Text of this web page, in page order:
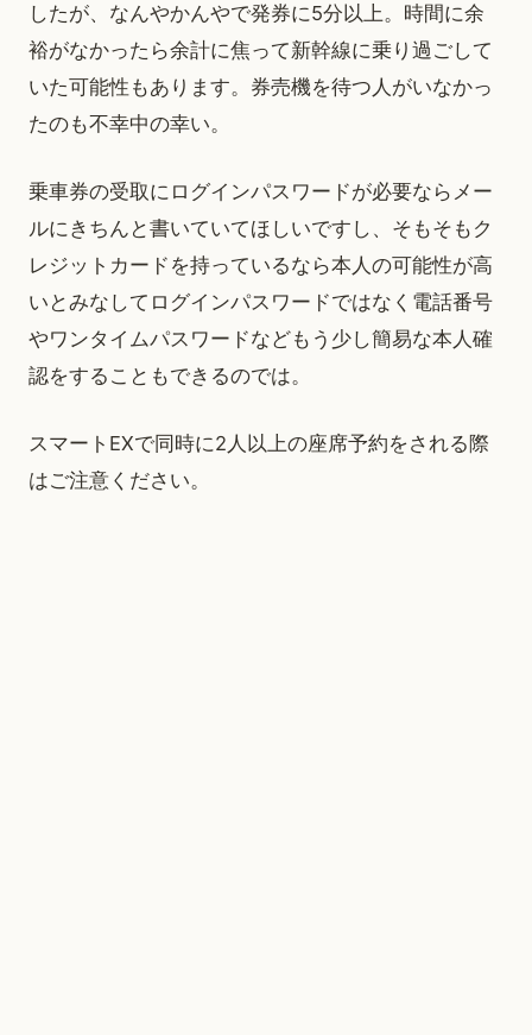
したが、なんやかんやで発券に5分以上。時間に余
裕がなかったら余計に焦って新幹線に乗り過ごして
いた可能性もあります。券売機を待つ人がいなかっ
たのも不幸中の幸い。
乗車券の受取にログインパスワードが必要ならメー
ルにきちんと書いていてほしいですし、そもそもク
レジットカードを持っているなら本人の可能性が高
いとみなしてログインパスワードではなく電話番号
やワンタイムパスワードなどもう少し簡易な本人確
認をすることもできるのでは。
スマートEXで同時に2人以上の座席予約をされる際
はご注意ください。